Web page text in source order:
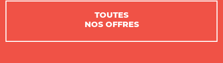
TOUTES
NOS OFFRES